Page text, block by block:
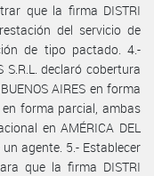
que la firma DISTRI
del servicio de
de tipo pactado. 4.-
S.R.L. declaró cobertura
AIRES en forma
forma parcial, ambas
en AMÉRICA DEL
agente. 5.- Establecer
que la firma DISTRI